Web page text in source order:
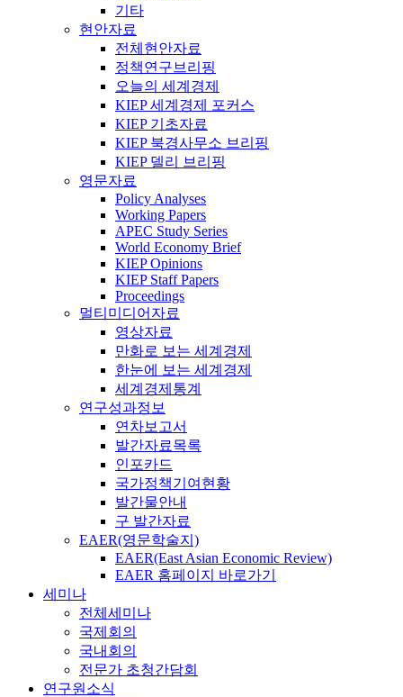
기타
현안자료
전체현안자료
정책연구브리핑
오늘의 세계경제
KIEP 세계경제 포커스
KIEP 기초자료
KIEP 북경사무소 브리핑
KIEP 델리 브리핑
영문자료
Policy Analyses
Working Papers
APEC Study Series
World Economy Brief
KIEP Opinions
KIEP Staff Papers
Proceedings
멀티미디어자료
영상자료
만화로 보는 세계경제
한눈에 보는 세계경제
세계경제통계
연구성과정보
연차보고서
발간자료목록
인포카드
국가정책기여현황
발간물안내
구 발간자료
EAER(영문학술지)
EAER(East Asian Economic Review)
EAER 홈페이지 바로가기
세미나
전체세미나
국제회의
국내회의
전문가 초청간담회
연구원소식